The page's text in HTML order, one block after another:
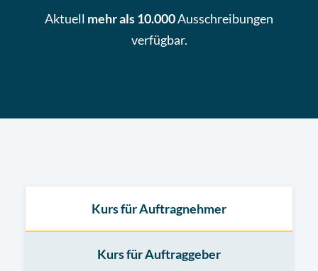
Aktuell mehr als 10.000Ausschreibungen
verfügbar.
Kurs für Auftragnehmer
Kurs für Auftraggeber